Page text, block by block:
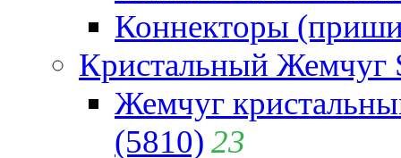
Коннекторы
Кристальный Жемчуг
Жемчуг
(5810) 23